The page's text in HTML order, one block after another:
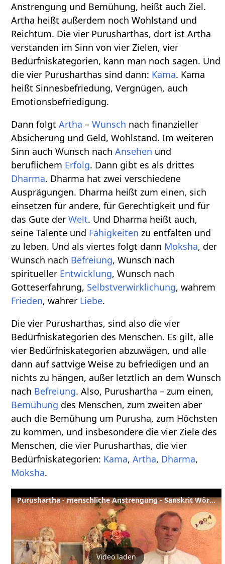
Anstrengung und Bemühung, heißt auch Ziel.
Artha heißt außerdem noch Wohlstand und
Reichtum. Die vier Purusharthas, dort ist Artha
verstanden im Sinn von vier Zielen, vier
Bedürfniskategorien, kann man noch sagen. Und
die vier Purusharthas sind dann: Kama. Kama
heißt Sinnesbefriedung, Vergnügen, auch
Emotionsbefriedigung.
Dann folgtArtha –Wunsch nach finanzieller
Absicherung und Geld, Wohlstand. Im weiteren
Sinn auch Wunsch nachAnsehen und
beruflichem Erfolg. Dann gibt es als drittes
Dharma. Dharma hat zwei verschiedene
Ausprägungen. Dharma heißt zum einen, sich
einsetzen für andere, für Gerechtigkeit und für
das Gute derWelt. Und Dharma heißt auch,
seine Talente und Fähigkeiten zu entfalten und
zu leben. Und als viertes folgt dann Moksha, der
Wunsch nach Befreiung, Wunsch nach
spiritueller Entwicklung, Wunsch nach
Gotteserfahrung, Selbstverwirklichung, wahrem
Frieden, wahrer Liebe.
Die vier Purusharthas, sind also die vier
Bedürfniskategorien des Menschen. Es gilt, alle
vier Bedürfniskategorien abzuwägen, und alle
dann auf sattvige Weise zu befriedigen und an
nichts zu hängen, außer letztlich an dem Wunsch
nach Befreiung. Also, Purushartha – zum einen,
Bemühung des Menschen, zum zweiten aber
auch die Bemühung um Purusha, zum Höchsten
zu kommen, und insbesondere die vier Ziele des
Menschen, die vier Purusharthas, die vier
Bedürfniskategorien: Kama,Artha, Dharma,
Moksha.
Purushartha - menschliche Anstrengung - Sanskrit Wörterbuch
Video laden